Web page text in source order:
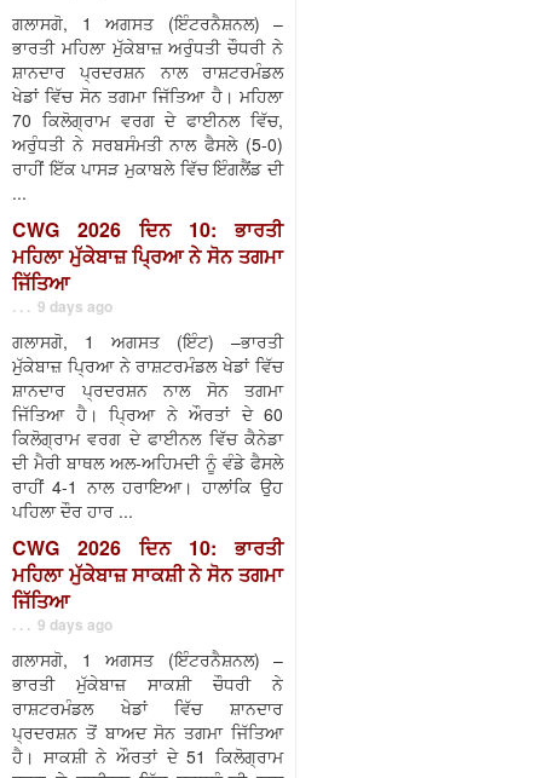
ਗਲਾਸਗੋ, 1 ਅਗਸਤ (ਇੰਟਰਨੈਸ਼ਨਲ) –
ਭਾਰਤੀ ਮਹਿਲਾ ਮੁੱਕੇਬਾਜ਼ ਅਰੁੰਧਤੀ ਚੌਧਰੀ ਨੇ
ਸ਼ਾਨਦਾਰ ਪ੍ਰਦਰਸ਼ਨ ਨਾਲ ਰਾਸ਼ਟਰਮੰਡਲ
ਖੇਡਾਂ ਵਿੱਚ ਸੋਨ ਤਗਮਾ ਜਿੱਤਿਆ ਹੈ। ਮਹਿਲਾ
70 ਕਿਲੋਗ੍ਰਾਮ ਵਰਗ ਦੇ ਫਾਈਨਲ ਵਿੱਚ,
ਅਰੁੰਧਤੀ ਨੇ ਸਰਬਸੰਮਤੀ ਨਾਲ ਫੈਸਲੇ (5-0)
ਰਾਹੀਂ ਇੱਕ ਪਾਸੜ ਮੁਕਾਬਲੇ ਵਿੱਚ ਇੰਗਲੈਂਡ ਦੀ
...
CWG 2026 ਦਿਨ 10: ਭਾਰਤੀ
ਮਹਿਲਾ ਮੁੱਕੇਬਾਜ਼ ਪ੍ਰਿਆ ਨੇ ਸੋਨ ਤਗਮਾ
ਜਿੱਤਿਆ
. . . 9 days ago
ਗਲਾਸਗੋ, 1 ਅਗਸਤ (ਇੰਟ) –ਭਾਰਤੀ
ਮੁੱਕੇਬਾਜ਼ ਪ੍ਰਿਆ ਨੇ ਰਾਸ਼ਟਰਮੰਡਲ ਖੇਡਾਂ ਵਿੱਚ
ਸ਼ਾਨਦਾਰ ਪ੍ਰਦਰਸ਼ਨ ਨਾਲ ਸੋਨ ਤਗਮਾ
ਜਿੱਤਿਆ ਹੈ। ਪ੍ਰਿਆ ਨੇ ਔਰਤਾਂ ਦੇ 60
ਕਿਲੋਗ੍ਰਾਮ ਵਰਗ ਦੇ ਫਾਈਨਲ ਵਿੱਚ ਕੈਨੇਡਾ
ਦੀ ਮੈਰੀ ਬਾਥਲ ਅਲ-ਅਹਿਮਦੀ ਨੂੰ ਵੰਡੇ ਫੈਸਲੇ
ਰਾਹੀਂ 4-1 ਨਾਲ ਹਰਾਇਆ। ਹਾਲਾਂਕਿ ਉਹ
ਪਹਿਲਾ ਦੌਰ ਹਾਰ ...
CWG 2026 ਦਿਨ 10: ਭਾਰਤੀ
ਮਹਿਲਾ ਮੁੱਕੇਬਾਜ਼ ਸਾਕਸ਼ੀ ਨੇ ਸੋਨ ਤਗਮਾ
ਜਿੱਤਿਆ
. . . 9 days ago
ਗਲਾਸਗੋ, 1 ਅਗਸਤ (ਇੰਟਰਨੈਸ਼ਨਲ) –
ਭਾਰਤੀ ਮੁੱਕੇਬਾਜ਼ ਸਾਕਸ਼ੀ ਚੌਧਰੀ ਨੇ
ਰਾਸ਼ਟਰਮੰਡਲ ਖੇਡਾਂ ਵਿੱਚ ਸ਼ਾਨਦਾਰ
ਪ੍ਰਦਰਸ਼ਨ ਤੋਂ ਬਾਅਦ ਸੋਨ ਤਗਮਾ ਜਿੱਤਿਆ
ਹੈ। ਸਾਕਸ਼ੀ ਨੇ ਔਰਤਾਂ ਦੇ 51 ਕਿਲੋਗ੍ਰਾਮ